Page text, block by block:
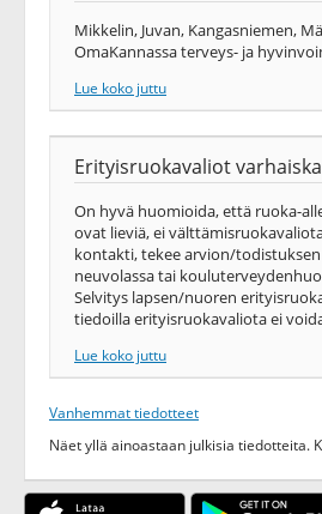
Mikkelin, Juvan, Kangasniemen,
OmaKannassa terveys-​ ja
Lue koko juttu
Erityisruokavaliot
On hyvä huomioida, että ruoka-
ovat lieviä, ei
kontakti, tekee arvion/
neuvolassa tai
Selvitys lapsen/nuoren
tiedoilla erityisruokavaliota ei
Lue koko juttu
Vanhemmat tiedotteet
Näet yllä ainoastaan julkisia tiedotteita.